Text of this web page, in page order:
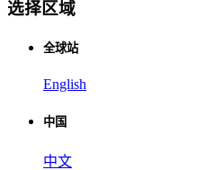
选择区域
全球站
English
中国
中文